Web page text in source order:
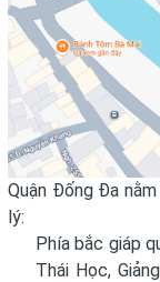
Quận Đống Đa
lý:
Phía bắc giáp
Thái Học,